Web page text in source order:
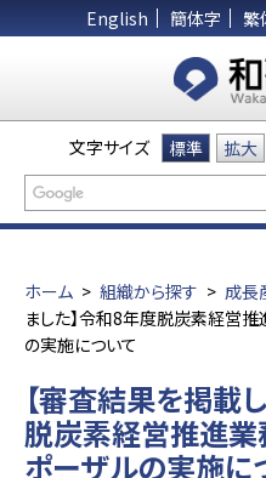
English 簡体字 繁
文字サイズ 標準 拡大
ホーム > 組織から探す > 成長
ました】令和8年度脱炭素経営
の実施について
【審査結果を掲載
脱炭素経営推進業
ポーザルの実施に